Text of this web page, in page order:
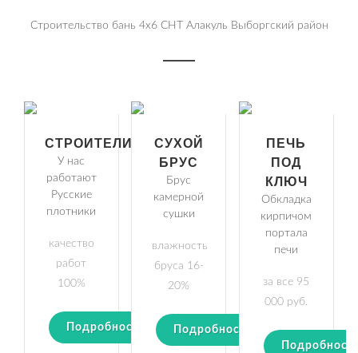
Строительство бань 4х6 СНТ Алакуль Выборгский район
СТРОИТЕЛИ
У нас
работают
Русские
плотники
качество
работ
100%
Подробности
СУХОЙ
БРУС
Брус
камерной
сушки
влажность
бруса 16-
20%
Подробности
ПЕЧЬ
ПОД
КЛЮЧ
Обкладка
кирпичом
портала
печи
за все 95
000 руб.